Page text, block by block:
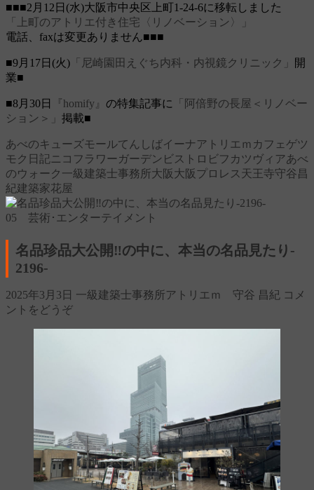
■■■2月12日(水)大阪市中央区上町1-24-6に移転しました
「上町のアトリエ付き住宅〈リノベーション〉」
電話、faxは変更ありません■■■
■9月17日(火) 「尼崎園田えぐち内科・内視鏡クリニック」
開
業■
■8月30日 『homify』 の特集記事に
「阿倍野の長屋＜リノベー
ション＞」 掲載■
あべのキューズモールてんしばイーナアトリエｍ カフェ ゲツ
モク日記ニコフラワーガーデン ビストロ ビフカツ ヴィアあべ
のウォーク 一級建築士事務所大阪大阪プロレス 天王寺守谷昌
紀建築家花屋
05 芸術･エンターテイメント
名品珍品大公開‼の中に、本当の名品見たり‐
2196‐
2025年3月3日 一級建築士事務所アトリエｍ 守谷 昌紀 コメ
ントをどうぞ